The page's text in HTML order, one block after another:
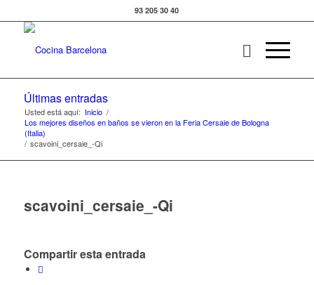
93 205 30 40
Últimas entradas
Usted está aquí: Inicio /
Los mejores diseños en baños se vieron en la Feria Cersaie de Bologna
(Italia)
/ scavoini_cersaie_-Qi
scavoini_cersaie_-Qi
Compartir esta entrada